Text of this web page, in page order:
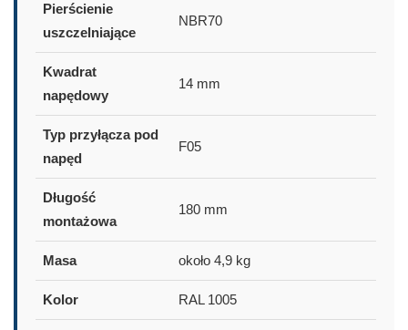
Pierścienie
uszczelniające
NBR70
Kwadrat
napędowy
14 mm
Typ przyłącza pod
napęd
F05
Długość
montażowa
180 mm
Masa około 4,9 kg
Kolor RAL 1005